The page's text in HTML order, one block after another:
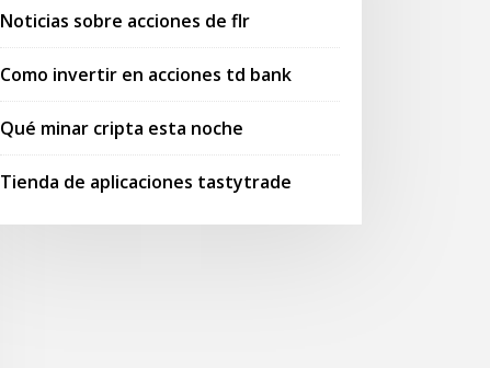
Noticias sobre acciones de flr
Como invertir en acciones td bank
Qué minar cripta esta noche
Tienda de aplicaciones tastytrade